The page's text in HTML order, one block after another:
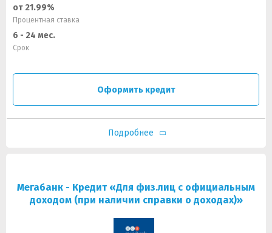
от 21.99%
Процентная ставка
6 - 24 мес.
Срок
Оформить кредит
Подробнее
Мегабанк - Кредит «Для физ.лиц с официальным
доходом (при наличии справки о доходах)»